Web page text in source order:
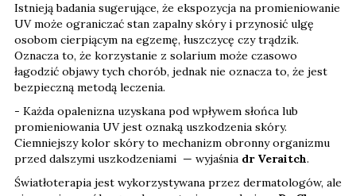
Istnieją badania sugerujące, że ekspozycja na promieniowanie
UV może ograniczać stan zapalny skóry i przynosić ulgę
osobom cierpiącym na egzemę, łuszczycę czy trądzik.
Oznacza to, że korzystanie z solarium może czasowo
łagodzić objawy tych chorób, jednak nie oznacza to, że jest
bezpieczną metodą leczenia.
- Każda opalenizna uzyskana pod wpływem słońca lub
promieniowania UV jest oznaką uszkodzenia skóry.
Ciemniejszy kolor skóry to mechanizm obronny organizmu
przed dalszymi uszkodzeniami — wyjaśnia dr Veraitch.
Światłoterapia jest wykorzystywana przez dermatologów, ale